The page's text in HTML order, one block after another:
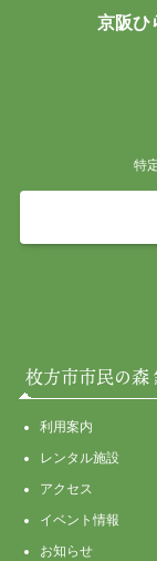
京阪ひ
特
枚方市市民の森
利用案内
レンタル施設
アクセス
イベント情報
お知らせ